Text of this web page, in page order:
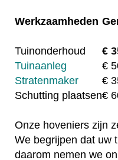
Werkzaamheden
Tuinonderhoud €
Tuinaanleg
€
Stratenmaker
€
Schutting plaatsen€
Onze hoveniers zijn
We begrijpen dat uw
daarom nemen we